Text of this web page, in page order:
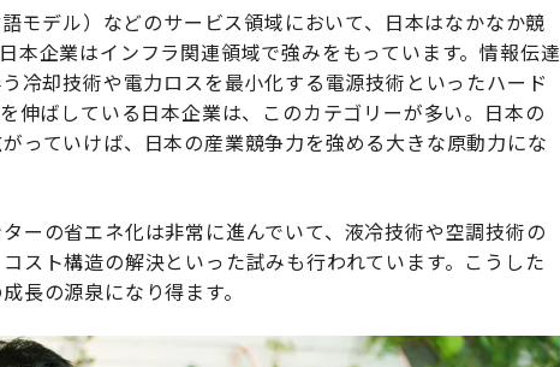
モデル）などのサービス領域において、日本はなかなか競
本企業はインフラ関連領域で強みをもっています。情報伝達
冷却技術や電力ロスを最小化する電源技術といったハード
伸ばしている日本企業は、このカテゴリーが多い。日本の
っていけば、日本の産業競争力を強める大きな原動力にな
ーの省エネ化は非常に進んでいて、液冷技術や空調技術の
スト構造の解決といった試みも行われています。こうした
長の源泉になり得ます。